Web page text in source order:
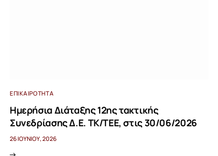
ΕΠΙΚΑΙΡΌΤΗΤΑ
Ημερήσια Διάταξης 12ης τακτικής
Συνεδρίασης Δ.Ε. ΤΚ/ΤΕΕ, στις 30/06/2026
26 ΙΟΥΝΊΟΥ, 2026